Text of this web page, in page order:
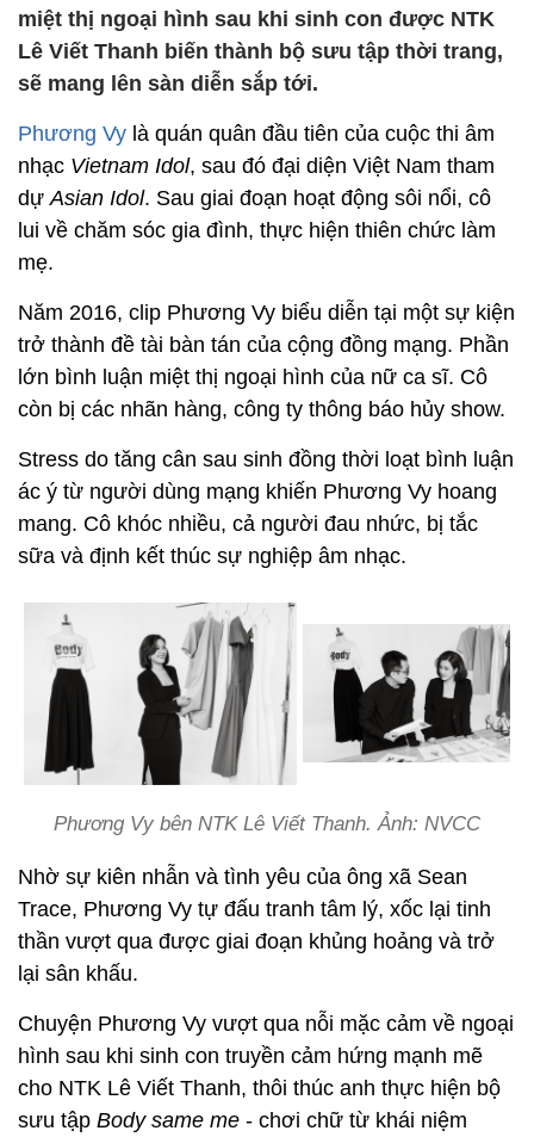
miệt thị ngoại hình sau khi sinh con được NTK
Lê Viết Thanh biến thành bộ sưu tập thời trang,
sẽ mang lên sàn diễn sắp tới.
Phương Vy là quán quân đầu tiên của cuộc thi âm
nhạc Vietnam Idol, sau đó đại diện Việt Nam tham
dựAsian Idol. Sau giai đoạn hoạt động sôi nổi, cô
lui về chăm sóc gia đình, thực hiện thiên chức làm
mẹ.
Năm 2016, clip Phương Vy biểu diễn tại một sự kiện
trở thành đề tài bàn tán của cộng đồng mạng. Phần
lớn bình luận miệt thị ngoại hình của nữ ca sĩ. Cô
còn bị các nhãn hàng, công ty thông báo hủy show.
Stress do tăng cân sau sinh đồng thời loạt bình luận
ác ý từ người dùng mạng khiến Phương Vy hoang
mang. Cô khóc nhiều, cả người đau nhức, bị tắc
sữa và định kết thúc sự nghiệp âm nhạc.
Phương Vy bên NTK Lê Viết Thanh. Ảnh: NVCC
Nhờ sự kiên nhẫn và tình yêu của ông xã Sean
Trace, Phương Vy tự đấu tranh tâm lý, xốc lại tinh
thần vượt qua được giai đoạn khủng hoảng và trở
lại sân khấu.
Chuyện Phương Vy vượt qua nỗi mặc cảm về ngoại
hình sau khi sinh con truyền cảm hứng mạnh mẽ
cho NTK Lê Viết Thanh, thôi thúc anh thực hiện bộ
sưu tập Body same me - chơi chữ từ khái niệm